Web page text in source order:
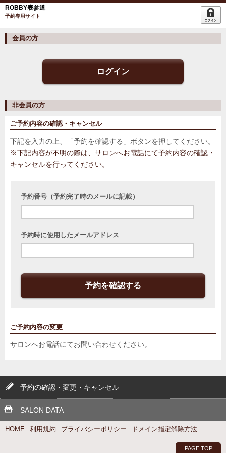
ROBBY表参道
予約専用サイト
会員の方
ログイン
非会員の方
ご予約内容の確認・キャンセル
下記を入力の上、「予約を確認する」ボタンを押してください。
※下記内容が不明の際は、サロンへお電話にて予約内容の確認・
キャンセルを行ってください。
予約番号（予約完了時のメールに記載）
予約時に使用したメールアドレス
予約を確認する
ご予約内容の変更
サロンへお電話にてお問い合わせください。
予約の確認・変更・キャンセル
SALON DATA
HOME 利用規約 プライバシーポリシー ドメイン指定解除方法
PAGE TOP